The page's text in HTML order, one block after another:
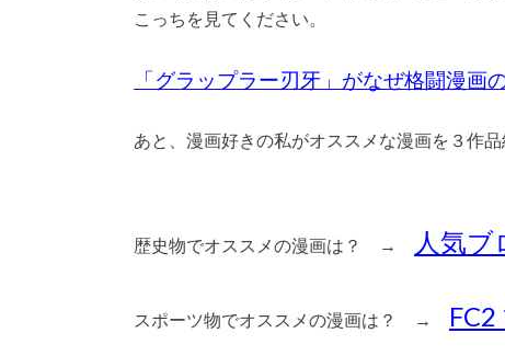
こっちを見てください。
「グラップラー刃牙」がなぜ格闘漫画
あと、漫画好きの私がオススメな漫画を３作
歴史物でオススメの漫画は？ → 人気
スポーツ物でオススメの漫画は？ →